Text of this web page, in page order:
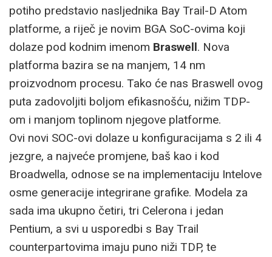
potiho predstavio nasljednika Bay Trail-D Atom
platforme, a riječ je novim BGA SoC-ovima koji
dolaze pod kodnim imenom Braswell. Nova
platforma bazira se na manjem, 14 nm
proizvodnom procesu. Tako će nas Braswell ovog
puta zadovoljiti boljom efikasnošću, nižim TDP-
om i manjom toplinom njegove platforme.
Ovi novi SOC-ovi dolaze u konfiguracijama s 2 ili 4
jezgre, a najveće promjene, baš kao i kod
Broadwella, odnose se na implementaciju Intelove
osme generacije integrirane grafike. Modela za
sada ima ukupno četiri, tri Celerona i jedan
Pentium, a svi u usporedbi s Bay Trail
counterpartovima imaju puno niži TDP, te